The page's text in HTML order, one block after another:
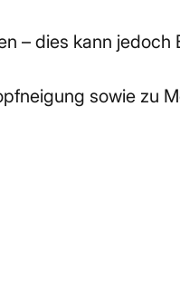
– dies kann jedoch
sowie zu